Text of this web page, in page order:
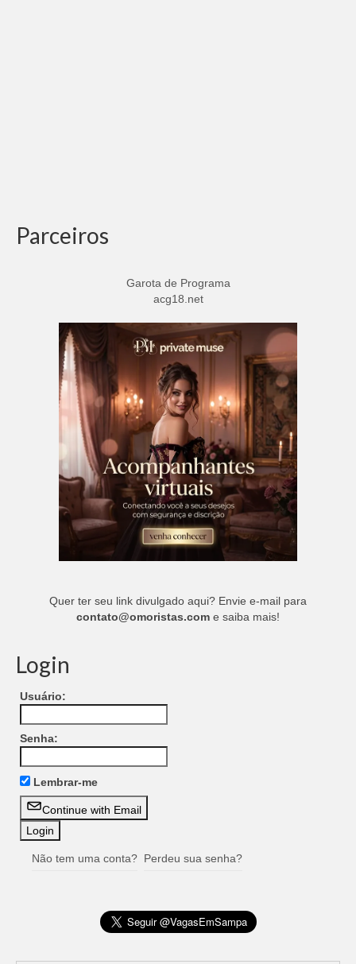
Parceiros
Garota de Programa
acg18.net
Quer ter seu link divulgado aqui? Envie e-mail para
contato@omoristas.com e saiba mais!
Login
Usuário:
Senha:
Lembrar-me
Continue with Email
Não tem uma conta? Perdeu sua senha?